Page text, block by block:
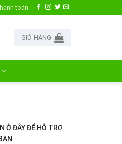
toán
GIỎ HÀNG
Ở ĐÂY ĐỂ HỖ TRỢ
BẠN